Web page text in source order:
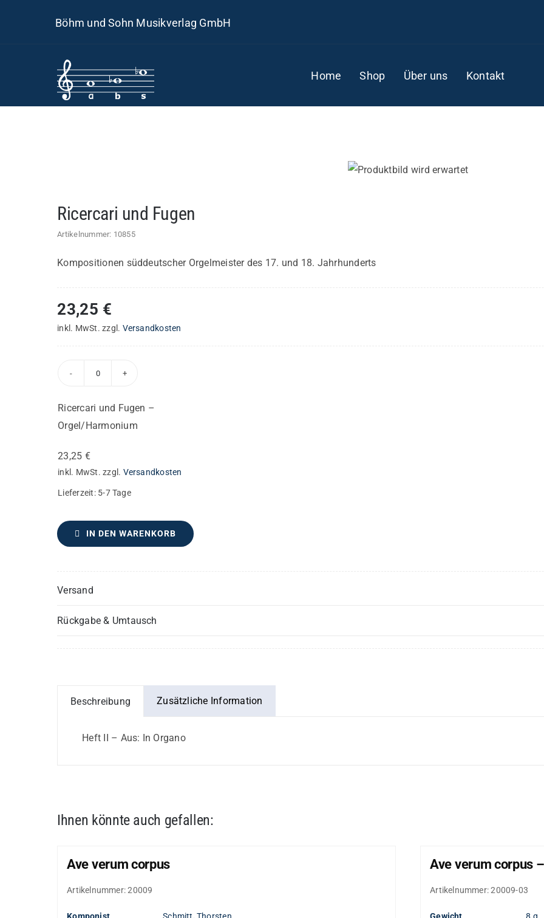
Böhm und Sohn Musikverlag GmbH
Home Shop Über uns Kontakt
Ricercari und Fugen
Artikelnummer: 10855
Kompositionen süddeutscher Orgelmeister des 17. und 18. Jahrhunderts
23,25 €
inkl. MwSt. zzgl. Versandkosten
Menge
Ricercari und Fugen –
Orgel/Harmonium
23,25 €
inkl. MwSt. zzgl. Versandkosten
Lieferzeit: 5-7 Tage
IN DEN WARENKORB
Versand
Rückgabe & Umtausch
Beschreibung Zusätzliche Information
Heft II – Aus: In Organo
Ihnen könnte auch gefallen:
Ave verum corpus
Artikelnummer:20009
Ave verum corpus
Artikelnummer:20009-03